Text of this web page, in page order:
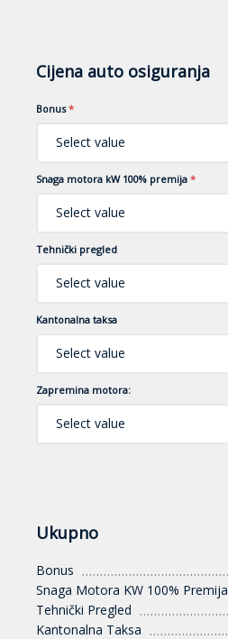
Cijena auto osiguranja
Bonus *
Select value
Snaga motora kW 100% premija *
Select value
Tehnički pregled
Select value
Kantonalna taksa
Select value
Zapremina motora:
Select value
Ukupno
Bonus
Snaga Motora KW 100% Premija
Tehnički Pregled
Kantonalna Taksa